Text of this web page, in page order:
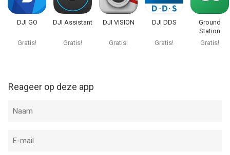
DJI GO
Gratis!
DJI Assistant
Gratis!
DJI VISION
Gratis!
DJI DDS
Gratis!
Ground
Station
Gratis!
Reageer op deze app